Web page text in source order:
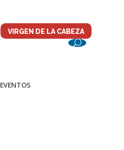
VIRGEN DE LA CABEZA
EVENTOS